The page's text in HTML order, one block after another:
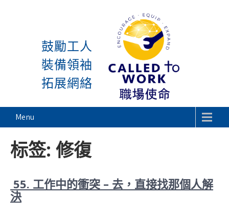
Called To Work
鼓勵工人
裝備領袖
拓展網絡
Menu
标签: 修復
55. 工作中的衝突 – 去，直接找那個人解
決